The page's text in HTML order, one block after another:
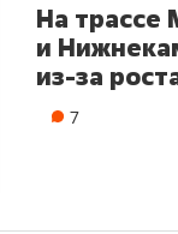
На трассе
и
из-за
7